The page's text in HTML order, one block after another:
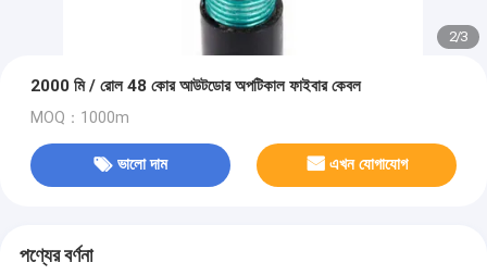
2/3
2000 মি / রোল 48 কোর আউটডোর অপটিকাল ফাইবার কেবল
MOQ：1000m
ভালো দাম এখন যোগাযোগ
পণ্যের বর্ণনা